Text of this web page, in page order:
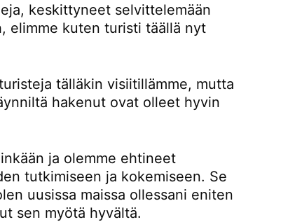
keskittyneet selvittelemään
elimme kuten turisti täällä nyt
tälläkin visiitillämme, mutta
hakenut ovat olleet hyvin
ja olemme ehtineet
tutkimiseen ja kokemiseen. Se
uusissa maissa ollessani eniten
sen myötä hyvältä.